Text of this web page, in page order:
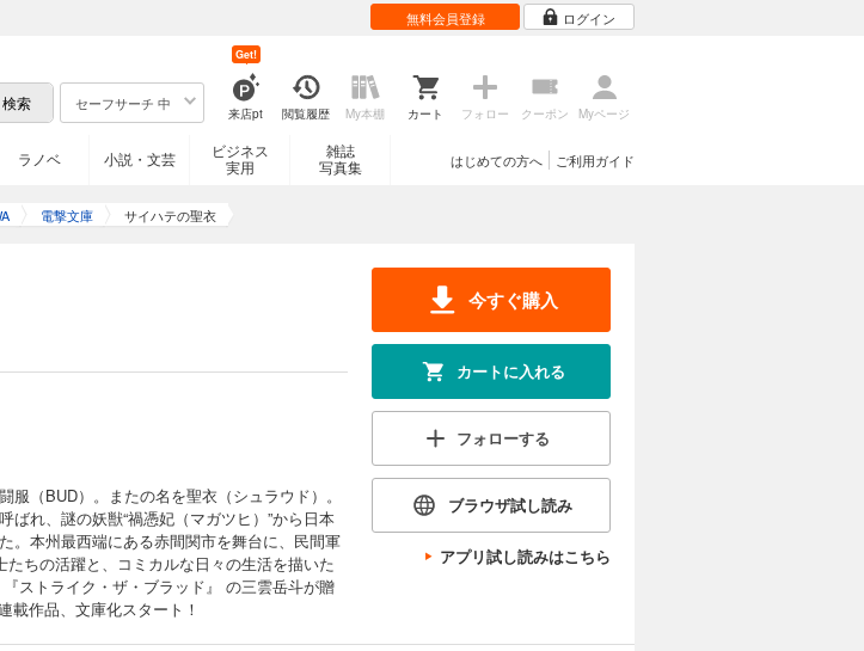
無料会員登録 ログイン
セーフサーチ 中
来店pt
Get!
閲覧履歴 My本棚 カート フォロー クーポン Myページ
ラノベ 小説・文芸
ビジネス
実用
雑誌
写真集
ご利用ガイド
はじめての方へ
電撃文庫 サイハテの聖衣
（BUD）。またの名を聖衣（シュラウド）。
ばれ、謎の妖獣“禍憑妃（マガツヒ）”から日本
。本州最西端にある赤間関市を舞台に、民間軍
たちの活躍と、コミカルな日々の生活を描いた
ストライク・ザ・ブラッド』 の三雲岳斗が贈
載作品、文庫化スタート！
今すぐ購入
カートに入れる
フォローする
ブラウザ試し読み
アプリ試し読みはこちら